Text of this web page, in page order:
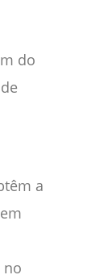
do
a
no